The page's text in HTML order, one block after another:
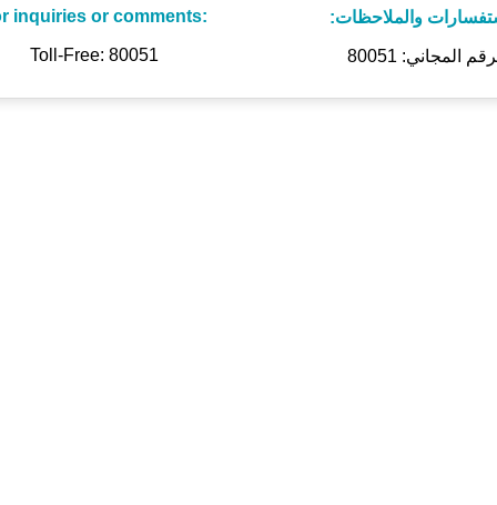
inquiries or comments:
والملاحظات:
Toll-Free: 80051
المجاني: 80051